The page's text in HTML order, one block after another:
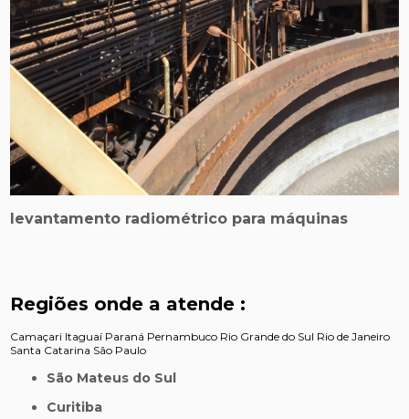
levantamento radiométrico para máquinas
Regiões onde a atende :
Camaçari Itaguaí Paraná Pernambuco Rio Grande do Sul Rio de Janeiro
Santa Catarina São Paulo
São Mateus do Sul
Curitiba